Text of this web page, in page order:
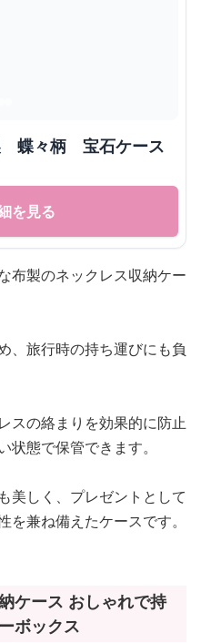
ーボックス 布製 蝶々柄 宝石ケース
を見る
布製のネックレス収納ケー
、旅行時の持ち運びにも負
スの絡まりを効果的に防止
状態で保管できます。
美しく、プレゼントとして
を兼ね備えたケースです。
ケース おしゃれで持
ボックス